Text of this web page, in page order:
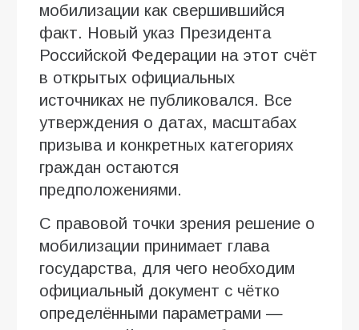
мобилизации как свершившийся
факт. Новый указ Президента
Российской Федерации на этот счёт
в открытых официальных
источниках не публиковался. Все
утверждения о датах, масштабах
призыва и конкретных категориях
граждан остаются
предположениями.
С правовой точки зрения решение о
мобилизации принимает глава
государства, для чего необходим
официальный документ с чётко
определёнными параметрами —